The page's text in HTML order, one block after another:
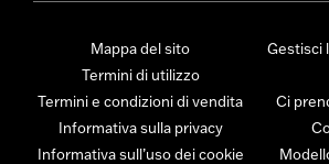
Mappa del sito
Termini di utilizzo
Termini e condizioni di vendita
Informativa sulla privacy
Informativa sull’uso dei cookie
Gestisci
Ci